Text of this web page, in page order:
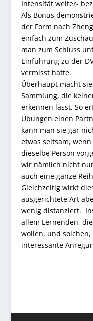
Intensität weiter-
Als Bonus
der Form nach
einfach zum
man zum Schluss
Einführung zu der
vermisst hatte.
Überhaupt macht
Sammlung, die
erkennen lässt. So
Übungen einen
kann man sie gar
etwas seltsam,
dieselbe Person
wir nämlich nicht
auch eine ganze
Gleichzeitig wirkt
ausgerichtete Art
wenig distanziert.
allem Lernenden,
wollen, und
interessante